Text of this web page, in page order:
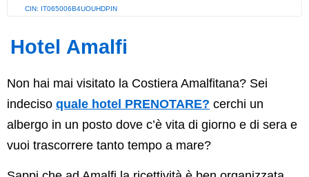
CIN: IT065006B4UOUHDPIN
Hotel Amalfi
Non hai mai visitato la Costiera Amalfitana? Sei
indeciso quale hotel PRENOTARE? cerchi un
albergo in un posto dove c’è vita di giorno e di sera e
vuoi trascorrere tanto tempo a mare?